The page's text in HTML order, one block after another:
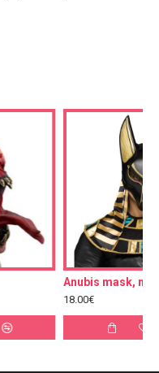
Anubis mask, must